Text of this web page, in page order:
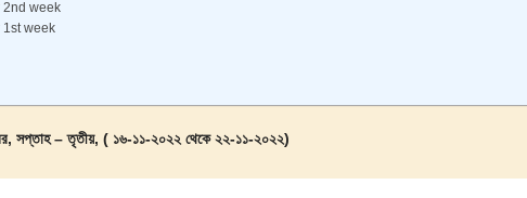
2nd week
1st week
সপ্তাহ – তৃতীয়, ( ১৬-১১-২০২২ থেকে ২২-১১-২০২২)